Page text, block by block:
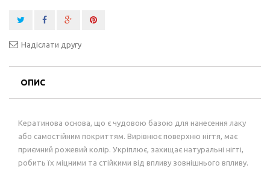
Надіслати другу
ОПИС
Кератинова основа, що є чудовою базою для нанесення лаку
або самостійним покриттям. Вирівнює поверхню нігтя, має
приємний рожевий колір. Укріплює, захищає натуральні нігті,
робить їх міцними та стійкими від впливу зовнішнього впливу.